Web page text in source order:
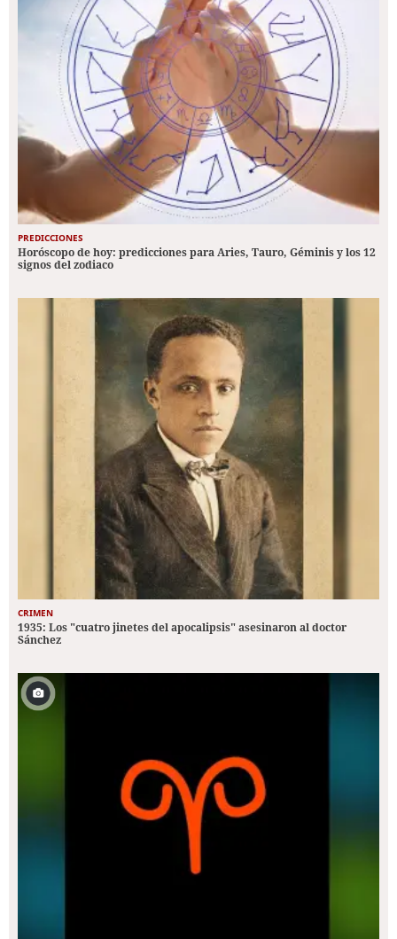
PREDICCIONES
Horóscopo de hoy: predicciones para Aries, Tauro, Géminis y los 12
signos del zodiaco
CRIMEN
1935: Los "cuatro jinetes del apocalipsis" asesinaron al doctor
Sánchez